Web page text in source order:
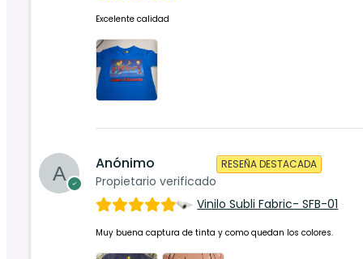
Excelente calidad
Anónimo
Propietario verificado
RESEÑA DESTACADA
Vinilo Subli Fabric- SFB-01
Muy buena captura de tinta y como quedan los colores.